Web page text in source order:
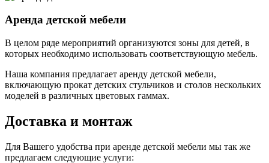
Аренда детской мебели
В целом ряде мероприятий организуются зоны для детей, в
которых необходимо использовать соответствующую мебель.
Наша компания предлагает аренду детской мебели,
включающую прокат детских стульчиков и столов нескольких
моделей в различных цветовых гаммах.
Доставка и монтаж
Для Вашего удобства при аренде детской мебели мы так же
предлагаем следующие услуги: